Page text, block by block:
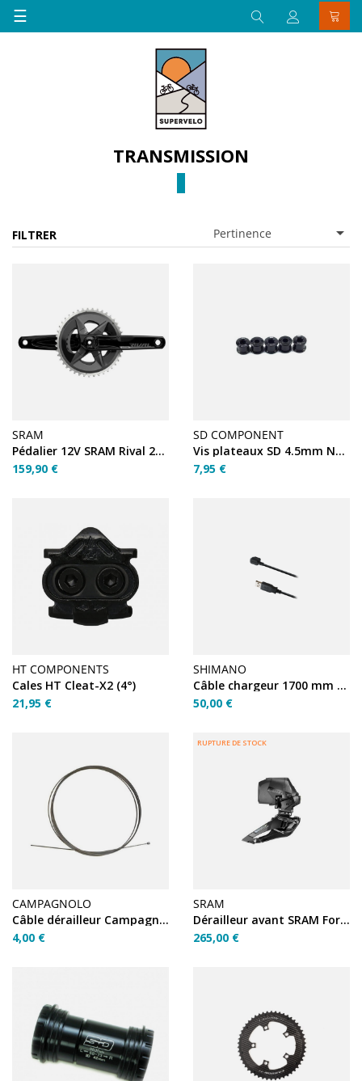
Basculer
la
☰
TRANSMISSION
FILTRER Pertinence 
SRAM
Pédalier 12V SRAM Rival 2X DUB 172.5 46/33
159,90 €
SD COMPONENT
Vis plateaux SD 4.5mm Noir
7,95 €
HT COMPONENTS
Cales HT Cleat-X2 (4°)
21,95 €
SHIMANO
Câble chargeur 1700 mm EW-EC300
50,00 €
CAMPAGNOLO
Câble dérailleur Campagnolo inox 1,2×1900 mm
4,00 €
RUPTURE DE STOCK
SRAM
Dérailleur avant SRAM Force AXS E1 (sans batterie)
265,00 €